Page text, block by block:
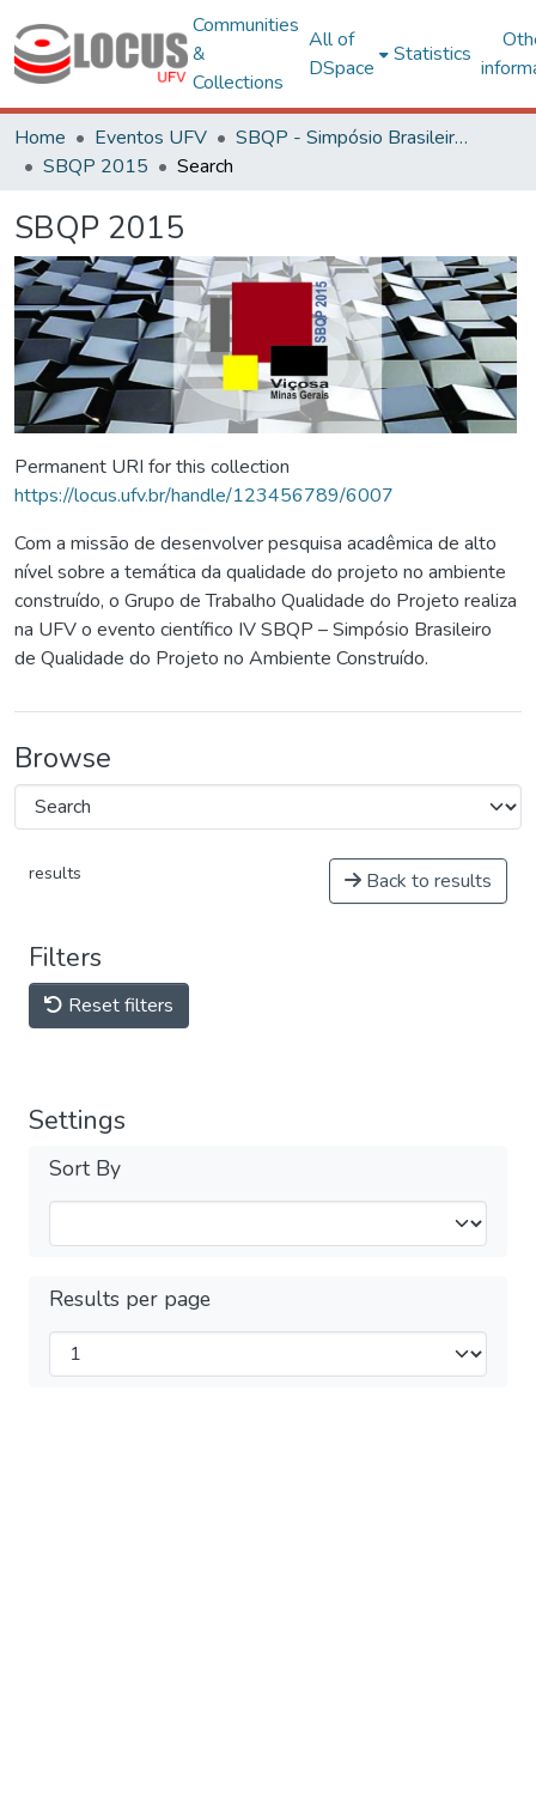
Communities
&
Collections
All of
DSpace
Statistics
Home Eventos UFV
SBQP - Simpósio Brasileiro de Qualidade do Projeto no Ambiente Construído
SBQP 2015
Search
SBQP 2015
Permanent URI for this collection
https://locus.ufv.br/handle/123456789/6007
Com a missão de desenvolver pesquisa acadêmica de alto
nível sobre a temática da qualidade do projeto no ambiente
construído, o Grupo de Trabalho Qualidade do Projeto realiza
na UFV o evento científico IV SBQP – Simpósio Brasileiro
de Qualidade do Projeto no Ambiente Construído.
Browse
results Back to results
Filters
Reset filters
Settings
Sort By
Results per page